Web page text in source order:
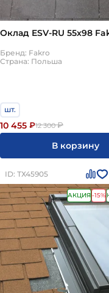
Оклад ESV-RU 55х98
Бренд: Fakro
Страна: Польша
шт.
10 455 ₽12 300₽
В корзину
ID: ТХ45905
АКЦИЯ-15%